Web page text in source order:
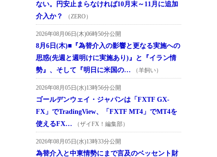
ない。円安止まらなければ10月末～11月に追加
介入か？
（ZERO）
2026年08月06日(木)06時50分公開
8月6日(木)■『為替介入の影響と更なる実施への
思惑(先週と週明けに実施あり)』と『イラン情
勢』、そして『明日に米国の…
（羊飼い）
2026年08月05日(水)13時56分公開
ゴールデンウェイ・ジャパンは「FXTF GX-
FX」でTradingView、「FXTF MT4」でMT4を
使えるFX…
（ザイFX！編集部）
2026年08月05日(水)13時33分公開
為替介入と中東情勢にまで言及のベッセント財